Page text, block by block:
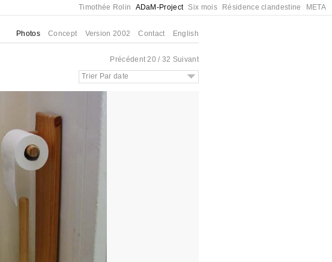
Timothée Rolin ADaM-Project Six mois Résidence clandestine META
Photos Concept Version 2002 Contact English
Précédent 20 / 32 Suivant
Trier Par date